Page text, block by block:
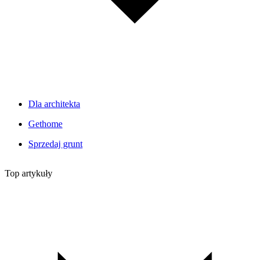
Dla architekta
Gethome
Sprzedaj grunt
Top artykuły